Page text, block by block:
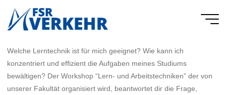
content
Welche Lerntechnik ist für mich geeignet? Wie kann ich
konzentriert und effizient die Aufgaben meines Studiums
bewältigen? Der Workshop “Lern- und Arbeitstechniken” der von
unserer Fakultät organisiert wird, beantwortet dir die Frage,